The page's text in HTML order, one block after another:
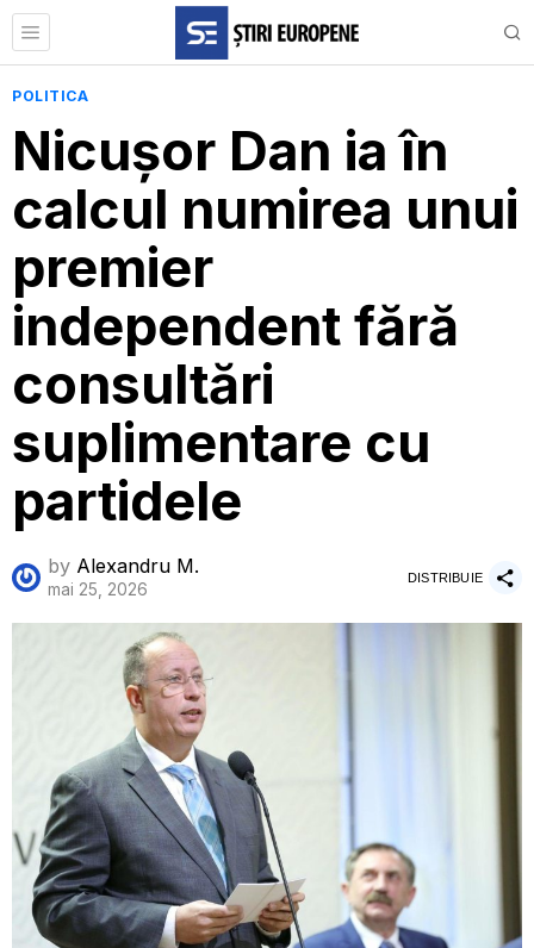
POLITICA
Nicușor Dan ia în
calcul numirea unui
premier
independent fără
consultări
suplimentare cu
partidele
by Alexandru M.
mai 25, 2026
DISTRIBUIE